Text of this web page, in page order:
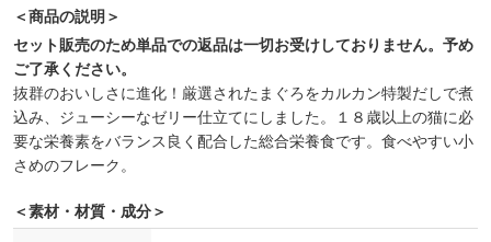
＜商品の説明＞
セット販売のため単品での返品は一切お受けしておりません。予め
ご了承ください。
抜群のおいしさに進化！厳選されたまぐろをカルカン特製だしで煮
込み、ジューシーなゼリー仕立てにしました。１８歳以上の猫に必
要な栄養素をバランス良く配合した総合栄養食です。食べやすい小
さめのフレーク。
＜素材・材質・成分＞